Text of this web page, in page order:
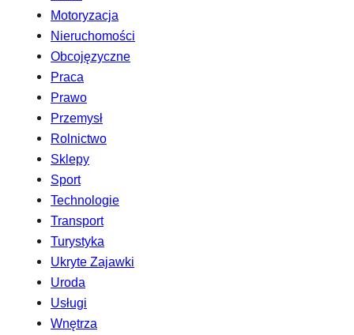
Motoryzacja
Nieruchomości
Obcojęzyczne
Praca
Prawo
Przemysł
Rolnictwo
Sklepy
Sport
Technologie
Transport
Turystyka
Ukryte Zajawki
Uroda
Usługi
Wnętrza